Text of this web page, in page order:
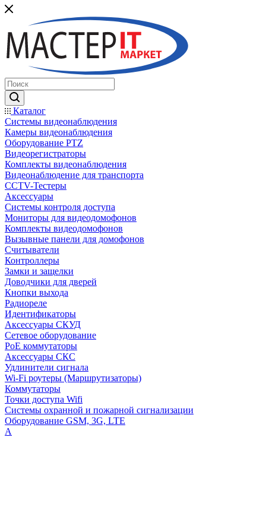
Каталог
Системы видеонаблюдения
Камеры видеонаблюдения
Оборудование PTZ
Видеорегистраторы
Комплекты видеонаблюдения
Видеонаблюдение для транспорта
CCTV-Тестеры
Аксессуары
Системы контроля доступа
Мониторы для видеодомофонов
Комплекты видеодомофонов
Вызывные панели для домофонов
Считыватели
Контроллеры
Замки и защелки
Доводчики для дверей
Кнопки выхода
Радиореле
Идентификаторы
Аксессуары СКУД
Сетевое оборудование
PoE коммутаторы
Аксессуары СКС
Удлинители сигнала
Wi-Fi роутеры (Маршрутизаторы)
Коммутаторы
Точки доступа Wifi
Системы охранной и пожарной сигнализации
Оборудование GSM, 3G, LTE
А